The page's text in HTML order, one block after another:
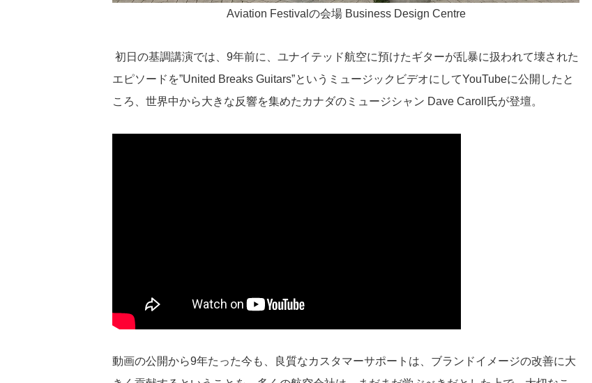
Aviation Festivalの会場 Business Design Centre
初日の基調講演では、9年前に、ユナイテッド航空に預けたギターが乱暴に扱われて壊された
エピソードを”United Breaks Guitars”というミュージックビデオにしてYouTubeに公開したと
ころ、世界中から大きな反響を集めたカナダのミュージシャン Dave Caroll氏が登壇。
動画の公開から9年たった今も、良質なカスタマーサポートは、ブランドイメージの改善に大